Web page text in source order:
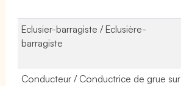
Eclusier-barragiste / Eclusière-
barragiste
Conducteur / Conductrice de grue sur